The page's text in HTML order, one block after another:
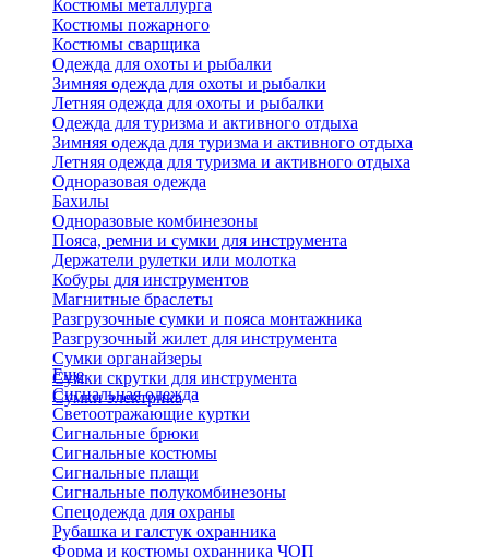
Костюмы металлурга
Костюмы пожарного
Костюмы сварщика
Одежда для охоты и рыбалки
Зимняя одежда для охоты и рыбалки
Летняя одежда для охоты и рыбалки
Одежда для туризма и активного отдыха
Зимняя одежда для туризма и активного отдыха
Летняя одежда для туризма и активного отдыха
Одноразовая одежда
Бахилы
Одноразовые комбинезоны
Пояса, ремни и сумки для инструмента
Держатели рулетки или молотка
Кобуры для инструментов
Магнитные браслеты
Разгрузочные сумки и пояса монтажника
Разгрузочный жилет для инструмента
Сумки органайзеры
Сумки скрутки для инструмента
Сумки электрика
Еще
Сигнальная одежда
Светоотражающие куртки
Сигнальные брюки
Сигнальные костюмы
Сигнальные плащи
Сигнальные полукомбинезоны
Спецодежда для охраны
Рубашка и галстук охранника
Форма и костюмы охранника ЧОП